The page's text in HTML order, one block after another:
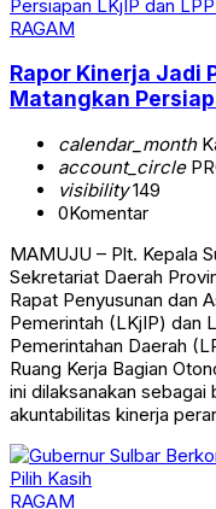
RAGAM
Rapor Kinerja Jadi
Matangkan
calendar_month
account_circle
visibility149
0Komentar
MAMUJU – Plt. Kepala
Sekretariat Daerah
Rapat Penyusunan dan
Pemerintah (LKjIP) dan
Pemerintahan Daerah
Ruang Kerja Bagian
ini dilaksanakan sebagai
akuntabilitas kinerja
RAGAM